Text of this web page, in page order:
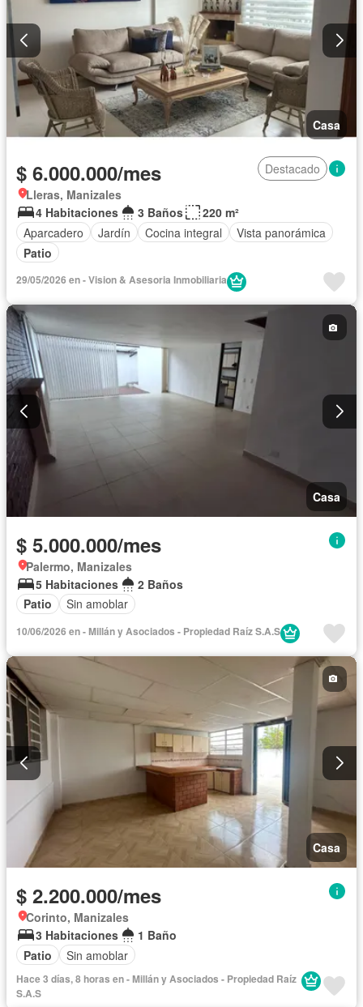
Casa
$ 6.000.000/mes
Destacado
Lleras, Manizales
4 Habitaciones
3 Baños
220 m²
Aparcadero
Jardín Cocina integral
Vista panorámica
Patio
29/05/2026 en - Vision & Asesoria Inmobiliaria
Casa
$ 5.000.000/mes
Palermo, Manizales
5 Habitaciones
2 Baños
Patio
Sin amoblar
10/06/2026 en - Millán y Asociados - Propiedad Raíz S.A.S
Casa
$ 2.200.000/mes
Corinto, Manizales
3 Habitaciones
1 Baño
Patio
Sin amoblar
Hace 3 días, 8 horas en - Millán y Asociados - Propiedad Raíz
S.A.S